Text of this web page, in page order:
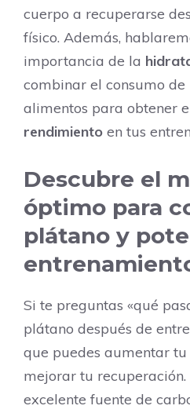
cuerpo a recuperarse
físico. Además,
importancia de la
combinar el consumo de
alimentos para obtener
rendimiento en tus
Descubre el
óptimo para
plátano y
Si te preguntas «qué
plátano después de
que puedes aumentar
mejorar tu recuperación.
excelente fuente de